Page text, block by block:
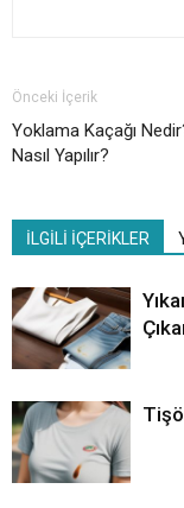
Önceki İçerik
Yoklama Kaçağı
Nasıl Yapılır?
İLGİLİ İÇERİKLER